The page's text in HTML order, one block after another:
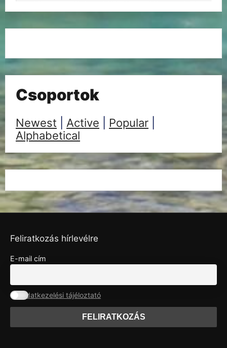
Csoportok
Newest Active Popular
Alphabetical
Feliratkozás hírlevélre
E-mail cím
Adatkezelési tájéloztató